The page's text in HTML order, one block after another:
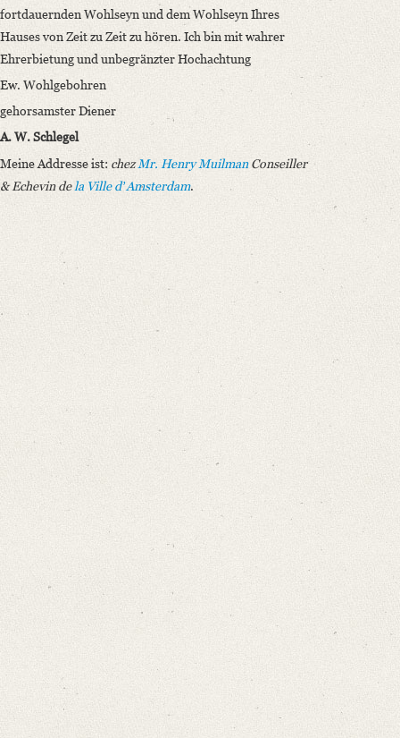
fortdauernden Wohlseyn und dem Wohlseyn Ihres
Hauses von Zeit zu Zeit zu hören. Ich bin mit wahrer
Ehrerbietung und unbegränzter Hochachtung
Ew. Wohlgebohren
gehorsamster Diener
A. W. Schlegel
Meine Addresse ist: chezMr. Henry MuilmanConseiller
& Echevin dela Ville dʼAmsterdam.